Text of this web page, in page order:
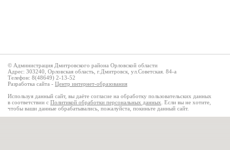
© Администрация Дмитровского района Орловской области
Адрес: 303240, Орловская область, г.Дмитровск, ул.Советская. 84-а
Телефон: 8(48649) 2-13-52
Разработка сайта - Центр интернет-образования
Используя данный сайт, вы даёте согласие на обработку пользовательских данных
в соответствии с Политикой обработки персональных данных . Если вы не хотите,
чтобы ваши данные обрабатывались, пожалуйста, покиньте данный сайт.